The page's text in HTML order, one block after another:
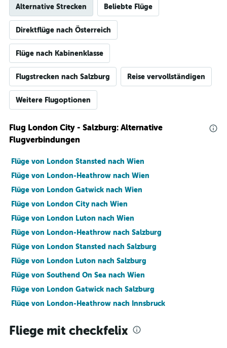
Alternative Strecken Beliebte Flüge
Direktflüge nach Österreich
Flüge nach Kabinenklasse
Flugstrecken nach Salzburg Reise vervollständigen
Weitere Flugoptionen
Flug London City - Salzburg: Alternative
Flugverbindungen
Flüge von London Stansted nach Wien
Flüge von London-Heathrow nach Wien
Flüge von London Gatwick nach Wien
Flüge von London City nach Wien
Flüge von London Luton nach Wien
Flüge von London-Heathrow nach Salzburg
Flüge von London Stansted nach Salzburg
Flüge von London Luton nach Salzburg
Flüge von Southend On Sea nach Wien
Flüge von London Gatwick nach Salzburg
Flüge von London-Heathrow nach Innsbruck
Flüge von London City nach Innsbruck
Fliege mit checkfelix